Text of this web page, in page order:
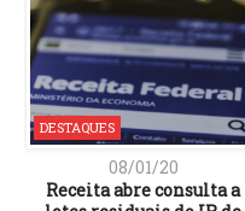
DESTAQUES
08/01/20
Receita abre consulta a